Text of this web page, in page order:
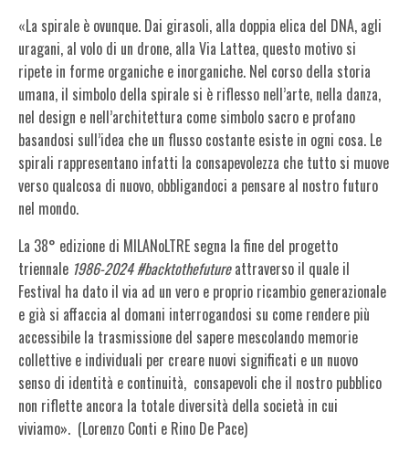
«La spirale è ovunque. Dai girasoli, alla doppia elica del DNA, agli
uragani, al volo di un drone, alla Via Lattea, questo motivo si
ripete in forme organiche e inorganiche. Nel corso della storia
umana, il simbolo della spirale si è riflesso nell’arte, nella danza,
nel design e nell’architettura come simbolo sacro e profano
basandosi sull’idea che un flusso costante esiste in ogni cosa. Le
spirali rappresentano infatti la consapevolezza che tutto si muove
verso qualcosa di nuovo, obbligandoci a pensare al nostro futuro
nel mondo.
La 38° edizione di MILANoLTRE segna la fine del progetto
triennale 1986-2024 #backtothefutureattraverso il quale il
Festival ha dato il via ad un vero e proprio ricambio generazionale
e già si affaccia al domani interrogandosi su come rendere più
accessibile la trasmissione del sapere mescolando memorie
collettive e individuali per creare nuovi significati e un nuovo
senso di identità e continuità, consapevoli che il nostro pubblico
non riflette ancora la totale diversità della società in cui
viviamo». (Lorenzo Conti e Rino De Pace)